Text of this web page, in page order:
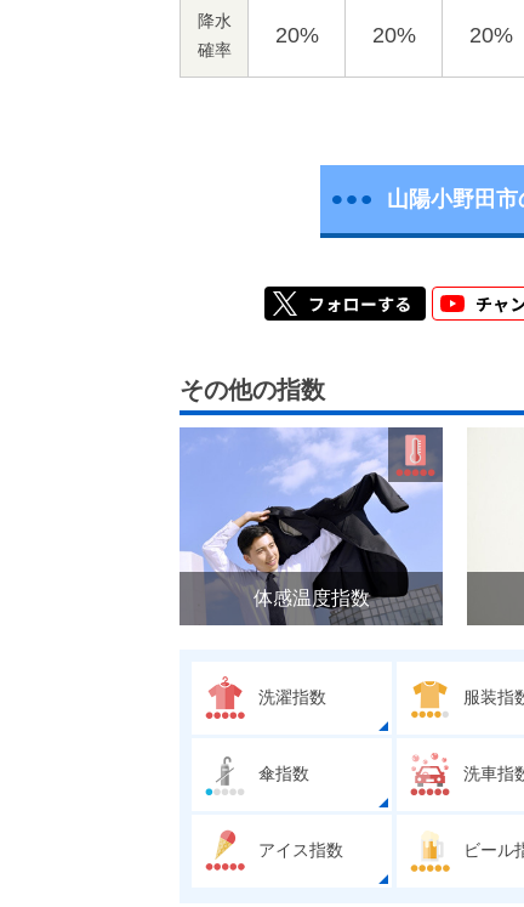
降水
確率
20% 20% 20%
山陽小野田
その他の指数
体感温度指数
洗濯指数 服装指
傘指数 洗車指
アイス指数 ビール